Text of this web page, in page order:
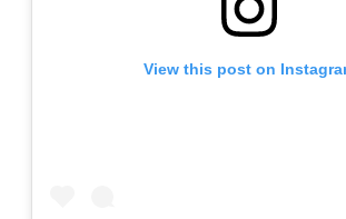
View this post on